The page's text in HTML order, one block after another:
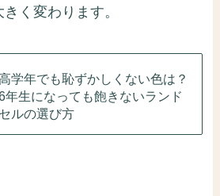
く変わります。
学年でも恥ずかしくない色は？
年生になっても飽きないランド
セルの選び方